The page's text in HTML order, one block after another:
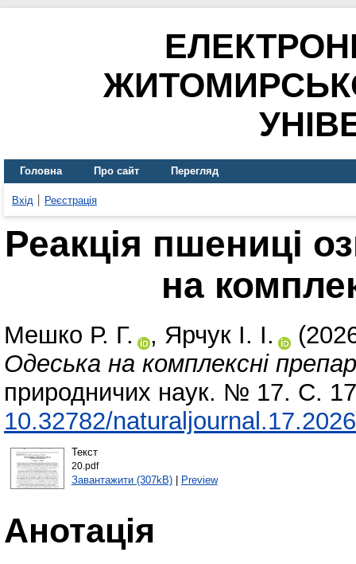
Головна Про сайт Перегляд
Вхід Реєстрація
Реакція пшениці
на
Мешко Р. Г. , Ярчук І. І.
Одеська на комплексні
природничих наук. № 17. С.
10.32782/
Текст
20.pdf
Завантажити (307kB)| Preview
Анотація